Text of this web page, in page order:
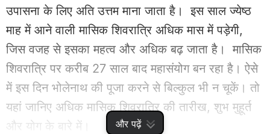
और पढ़ें
उपासना के लिए अति उत्तम माना जाता है। इस साल ज्येष्ठ
माह में आने वाली मासिक शिवरात्रि अधिक मास में पड़ेगी,
जिस वजह से इसका महत्व और अधिक बढ़ जाता है। मासिक
शिवरात्रि पर करीब 27 साल बाद महासंयोग बन रहा है। ऐसे
में इस दिन भोलेनाथ की पूजा करने से बिल्कुल भी न चूकें। तो
यहां जानिए अधिक मासिक शिवरात्रि की तारीख, शुभ मुहूर्त
और योग के बारे में।